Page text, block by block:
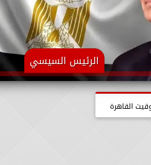
الرئيس السيسي
القاهرة